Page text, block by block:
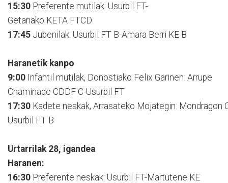
15:30 Preferente mutilak: Usurbil FT-
Getariako KETA FTCD
17:45 Jubenilak: Usurbil FT B-Amara Berri KE B
Haranetik kanpo
9:00 Infantil mutilak, Donostiako Felix Garinen: Arrupe
Chaminade CDDF C-Usurbil FT
17:30 Kadete neskak, Arrasateko Mojategin: Mondragon
Usurbil FT B
Urtarrilak 28, igandea
Haranen:
16:30 Preferente neskak: Usurbil FT-Martutene KE